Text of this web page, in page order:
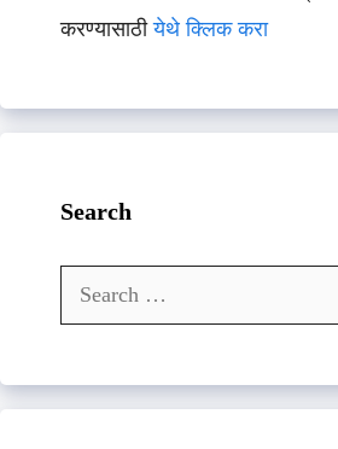
करण्यासाठीयेथे क्लिक करा
Search
Search
for: